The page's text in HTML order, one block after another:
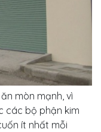
mòn mạnh, vì
các bộ phận kim
ít nhất mỗi